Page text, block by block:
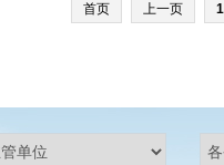
首页 上一页 1